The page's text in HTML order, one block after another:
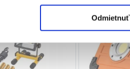
Odmietnuť